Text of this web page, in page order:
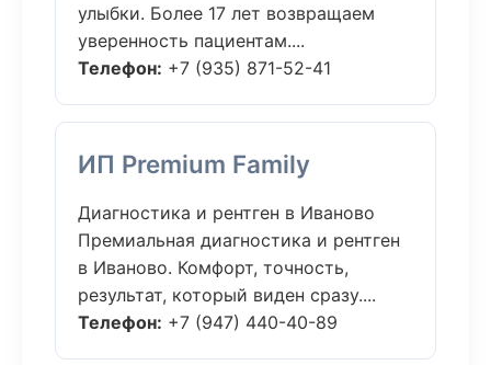
улыбки. Более 17 лет возвращаем
уверенность пациентам....
Телефон: +7 (935) 871-52-41
ИП Premium Family
Диагностика и рентген в Иваново
Премиальная диагностика и рентген
в Иваново. Комфорт, точность,
результат, который виден сразу....
Телефон: +7 (947) 440-40-89